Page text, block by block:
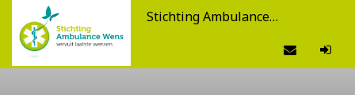
Stichting Ambulance Wens